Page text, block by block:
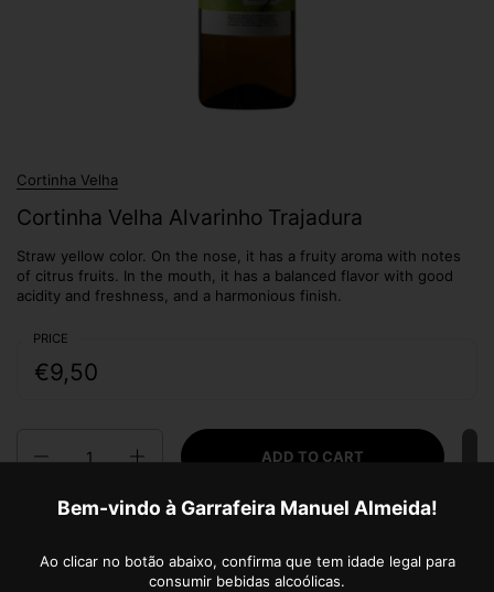
Cortinha Velha
Cortinha Velha Alvarinho Trajadura
Straw yellow color. On the nose, it has a fruity aroma with notes
of citrus fruits. In the mouth, it has a balanced flavor with good
acidity and freshness, and a harmonious finish.
PRICE
€9,50
ADD TO CART
Bem-vindo à Garrafeira Manuel Almeida!
Ao clicar no botão abaixo, confirma que tem idade legal para
consumir bebidas alcoólicas.